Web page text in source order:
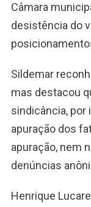
Câmara
desistência do
Sildemar
mas destacou
sindicância, por
apuração dos
apuração, nem
denúncias
Henrique